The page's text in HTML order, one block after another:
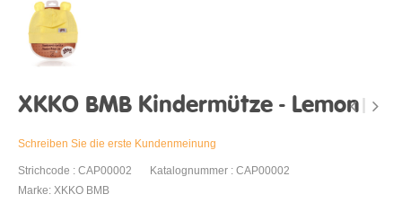
XKKO BMB Kindermütze - Lemon
Schreiben Sie die erste Kundenmeinung
Strichcode : CAP00002
Katalognummer : CAP00002
Marke: XKKO BMB